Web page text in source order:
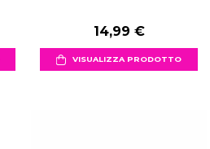
14,99 €
VISUALIZZA PRODOTTO